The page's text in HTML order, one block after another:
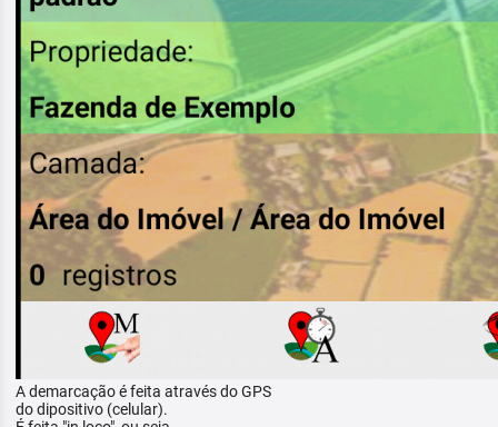
A demarcação é feita através do GPS
do dipositivo (celular).